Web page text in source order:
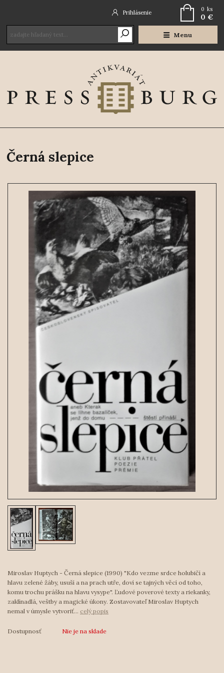
Menu
Prihlásenie 0 ks
0 €
Černá slepice
Miroslav Huptych - Černá slepice (1990) "Kdo vezme srdce holubičí a
hlavu zelené žáby, usuší a na prach utře, doví se tajných věcí od toho,
komu trochu prášku na hlavu vysype". Ľudové poverové texty a riekanky,
zaklínadlá, veštby a magické úkony. Zostavovateľ Miroslav Huptych
nemal v úmysle vytvoriť... celý popis
Dostupnosť Nie je na sklade